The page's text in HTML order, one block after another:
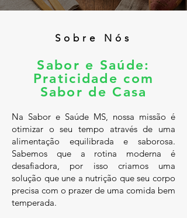
Sobre Nós
Sabor e Saúde:
Praticidade com
Sabor de Casa
Na Sabor e Saúde MS, nossa missão é
otimizar o seu tempo através de uma
alimentação equilibrada e saborosa.
Sabemos que a rotina moderna é
desafiadora, por isso criamos uma
solução que une a nutrição que seu corpo
precisa com o prazer de uma comida bem
temperada.